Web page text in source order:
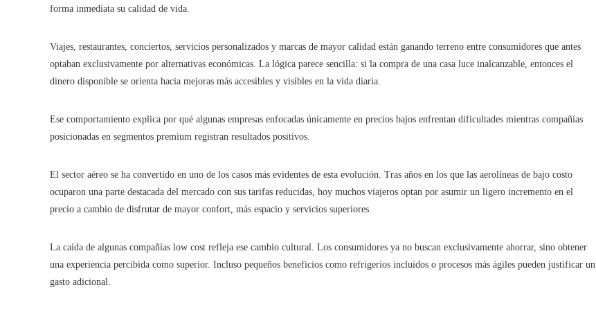
forma inmediata su calidad de vida.
Viajes, restaurantes, conciertos, servicios personalizados y marcas de mayor calidad están ganando terreno entre consumidores que antes
optaban exclusivamente por alternativas económicas. La lógica parece sencilla: si la compra de una casa luce inalcanzable, entonces el
dinero disponible se orienta hacia mejoras más accesibles y visibles en la vida diaria.
Ese comportamiento explica por qué algunas empresas enfocadas únicamente en precios bajos enfrentan dificultades mientras compañías
posicionadas en segmentos premium registran resultados positivos.
El sector aéreo se ha convertido en uno de los casos más evidentes de esta evolución. Tras años en los que las aerolíneas de bajo costo
ocuparon una parte destacada del mercado con sus tarifas reducidas, hoy muchos viajeros optan por asumir un ligero incremento en el
precio a cambio de disfrutar de mayor confort, más espacio y servicios superiores.
La caída de algunas compañías low cost refleja ese cambio cultural. Los consumidores ya no buscan exclusivamente ahorrar, sino obtener
una experiencia percibida como superior. Incluso pequeños beneficios como refrigerios incluidos o procesos más ágiles pueden justificar un
gasto adicional.